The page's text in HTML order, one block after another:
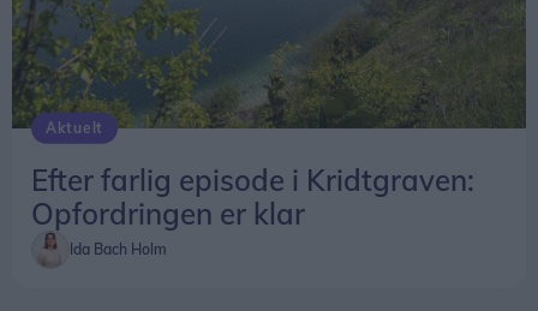
Aktuelt
Efter farlig episode i Kridtgraven:
Opfordringen er klar
Ida Bach Holm